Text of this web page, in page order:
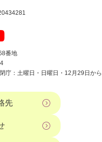
番地
庁：土曜日・日曜日・12月29日から
先